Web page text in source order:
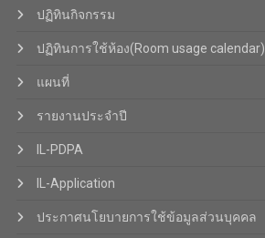
ปฏิทินกิจกรรม
ปฏิทินการใช้ห้อง(Room usage calendar)
แผนที่
รายงานประจำปี
IL-PDPA
IL-Application
ประกาศนโยบายการใช้ข้อมูลส่วนบุคคล